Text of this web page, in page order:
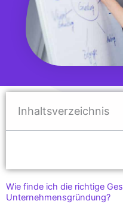
Inhaltsverzeichnis
Wie finde ich die richtige
Unternehmensgründung?